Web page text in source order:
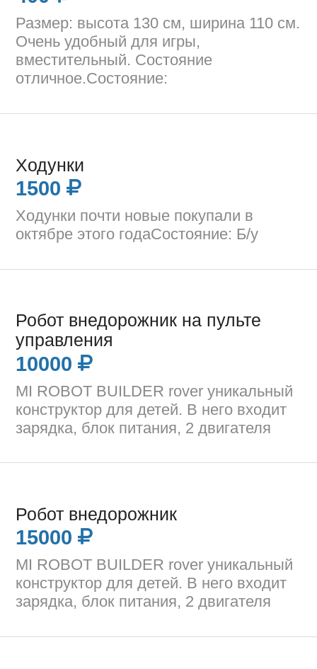
Размер: высота 130 см, ширина 110 см.
Очень удобный для игры,
вместительный. Состояние
отличное.Состояние:
Ходунки
1500
Ходунки почти новые покупали в
октябре этого годаСостояние: Б/у
Робот внедорожник на пульте
управления
10000
MI ROBOT BUILDER rover уникальный
конструктор для детей. В него входит
зарядка, блок питания, 2 двигателя
Робот внедорожник
15000
MI ROBOT BUILDER rover уникальный
конструктор для детей. В него входит
зарядка, блок питания, 2 двигателя